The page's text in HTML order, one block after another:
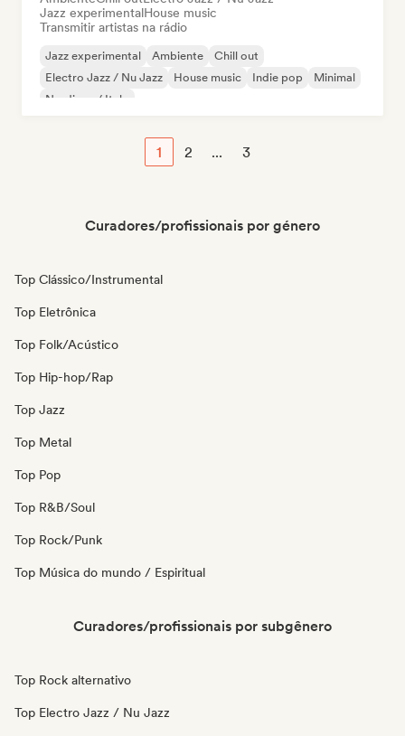
Jazz experimentalHouse music
Transmitir artistas na rádio
Jazz experimental Ambiente
Chill out
Electro Jazz / Nu Jazz
House music Indie pop
Minimal
Nu-disco / Italo
1 2 ... 3
Curadores/profissionais por género
Top Clássico/Instrumental
Top Eletrônica
Top Folk/Acústico
Top Hip-hop/Rap
Top Jazz
Top Metal
Top Pop
Top R&B/Soul
Top Rock/Punk
Top Música do mundo / Espiritual
Curadores/profissionais por subgênero
Top Rock alternativo
Top Electro Jazz / Nu Jazz